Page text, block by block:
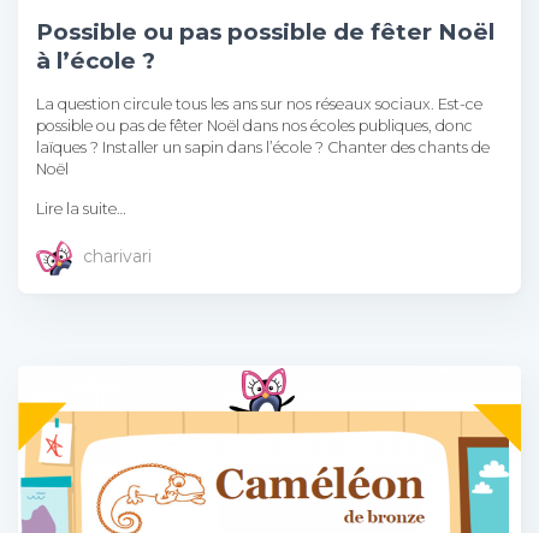
Possible ou pas possible de fêter Noël
à l’école ?
La question circule tous les ans sur nos réseaux sociaux. Est-ce
possible ou pas de fêter Noël dans nos écoles publiques, donc
laïques ? Installer un sapin dans l’école ? Chanter des chants de
Noël
Lire la suite…
charivari